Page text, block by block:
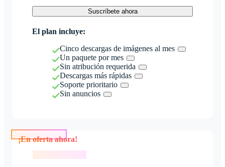
Suscríbete ahora
El plan incluye:
Cinco descargas de imágenes al mes
Un paquete por mes
Sin atribución requerida
Descargas más rápidas
Soporte prioritario
Sin anuncios